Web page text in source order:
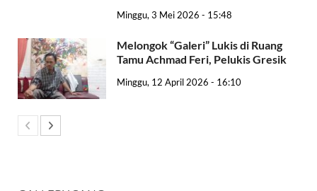
Minggu, 3 Mei 2026 - 15:48
Melongok “Galeri” Lukis di Ruang
Tamu Achmad Feri, Pelukis Gresik
Minggu, 12 April 2026 - 16:10